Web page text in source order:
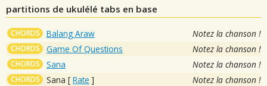
partitions de ukulélé tabs en base
CHORDS Balang Araw Notez la chanson !
CHORDS Game Of Questions Notez la chanson !
CHORDS Sana Notez la chanson !
CHORDS Sana [ Rate ] Notez la chanson !